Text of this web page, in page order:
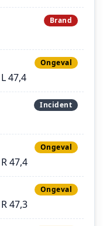
Brand
Ongeval
47,4
Incident
Ongeval
47,4
Ongeval
47,3